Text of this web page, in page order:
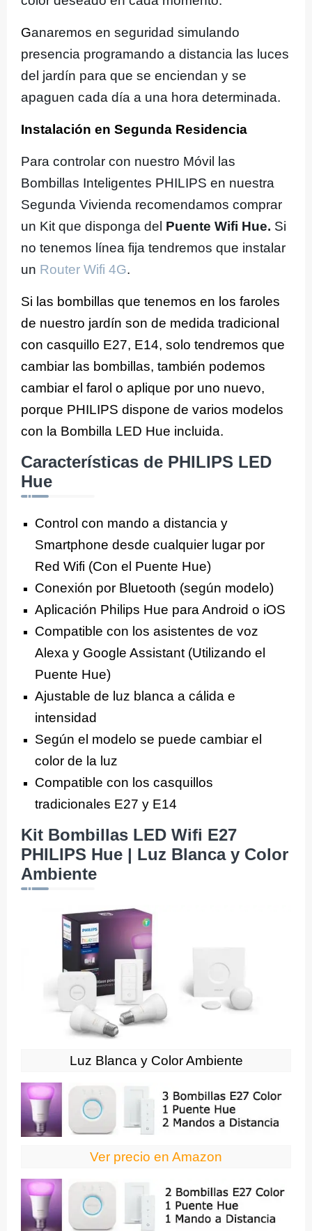
Ganaremos en seguridad simulando
presencia programando a distancia las luces
del jardín para que se enciendan y se
apaguen cada día a una hora determinada.
Instalación en Segunda Residencia
Para controlar con nuestro Móvil las
Bombillas Inteligentes PHILIPS en nuestra
Segunda Vivienda recomendamos comprar
un Kit que disponga del Puente Wifi Hue. Si
no tenemos línea fija tendremos que instalar
un Router Wifi 4G.
Si las bombillas que tenemos en los faroles
de nuestro jardín son de medida tradicional
con casquillo E27, E14, solo tendremos que
cambiar las bombillas, también podemos
cambiar el farol o aplique por uno nuevo,
porque PHILIPS dispone de varios modelos
con la Bombilla LED Hue incluida.
Características de PHILIPS LED
Hue
Control con mando a distancia y
Smartphone desde cualquier lugar por
Red Wifi (Con el Puente Hue)
Conexión por Bluetooth (según modelo)
Aplicación Philips Hue para Android o iOS
Compatible con los asistentes de voz
Alexa y Google Assistant (Utilizando el
Puente Hue)
Ajustable de luz blanca a cálida e
intensidad
Según el modelo se puede cambiar el
color de la luz
Compatible con los casquillos
tradicionales E27 y E14
Kit Bombillas LED Wifi E27
PHILIPS Hue | Luz Blanca y Color
Ambiente
Luz Blanca y Color Ambiente
Ver precio en Amazon